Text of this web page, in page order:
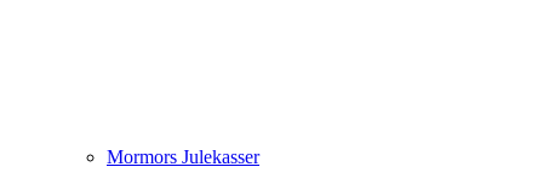
Mormors Julekasser